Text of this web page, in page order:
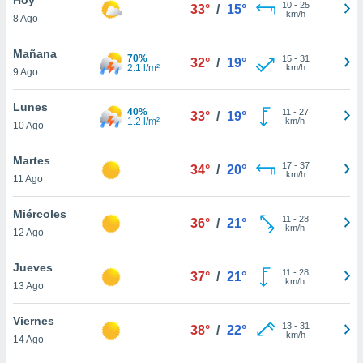
en
más
nuestra
de
cookies
aceptar
8 Ago
33° / 15° 10- 25
km/h
Mañana
9 Ago
70%
2.1 l/m²
32° / 19° 15- 31
km/h
Lunes
10 Ago
40%
1.2 l/m²
33° / 19° 11 - 27
km/h
Martes
11 Ago
34° / 20° 17- 37
km/h
Miércoles
12 Ago
36° / 21° 11 - 28
km/h
Jueves
13 Ago
37° / 21° 11 - 28
km/h
Viernes
14 Ago
38° / 22° 13- 31
km/h